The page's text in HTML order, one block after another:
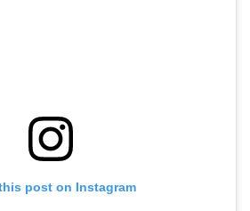
post on Instagram